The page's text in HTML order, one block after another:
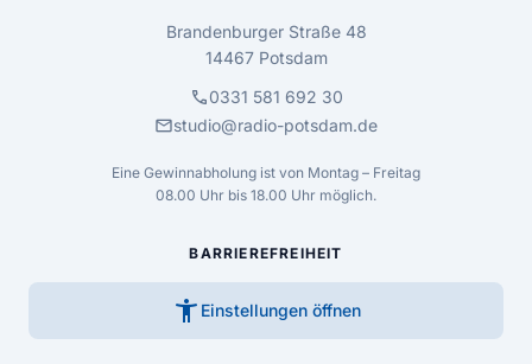
Brandenburger Straße 48
14467 Potsdam
call0331 581 692 30
mailstudio@radio-potsdam.de
Eine Gewinnabholung ist von Montag – Freitag
08.00 Uhr bis 18.00 Uhr möglich.
BARRIEREFREIHEIT
accessibility_new Einstellungen öffnen